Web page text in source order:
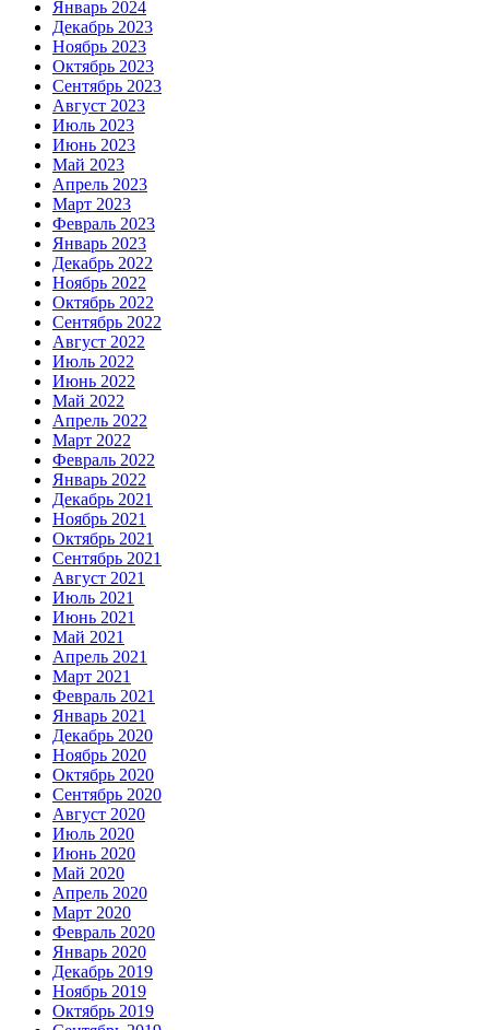
Январь 2024
Декабрь 2023
Ноябрь 2023
Октябрь 2023
Сентябрь 2023
Август 2023
Июль 2023
Июнь 2023
Май 2023
Апрель 2023
Март 2023
Февраль 2023
Январь 2023
Декабрь 2022
Ноябрь 2022
Октябрь 2022
Сентябрь 2022
Август 2022
Июль 2022
Июнь 2022
Май 2022
Апрель 2022
Март 2022
Февраль 2022
Январь 2022
Декабрь 2021
Ноябрь 2021
Октябрь 2021
Сентябрь 2021
Август 2021
Июль 2021
Июнь 2021
Май 2021
Апрель 2021
Март 2021
Февраль 2021
Январь 2021
Декабрь 2020
Ноябрь 2020
Октябрь 2020
Сентябрь 2020
Август 2020
Июль 2020
Июнь 2020
Май 2020
Апрель 2020
Март 2020
Февраль 2020
Январь 2020
Декабрь 2019
Ноябрь 2019
Октябрь 2019